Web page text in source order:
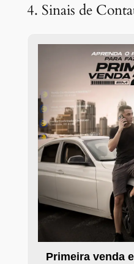
4. Sinais de
Primeira venda